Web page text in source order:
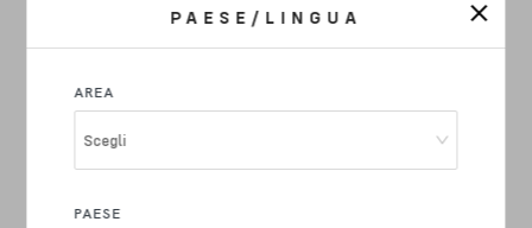
PAESE/LINGUA
AREA
Scegli
PAESE